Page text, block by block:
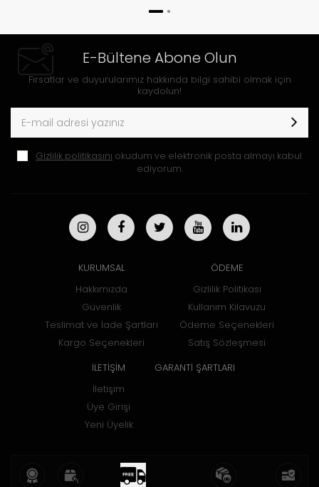
E-Bültene Abone Olun
Fırsatlar ve duyurularımız hakkında bilgi sahibi olmak için
kaydolun!
Gizlilik politikasını okudum ve elektronik posta almayı kabul
ediyorum.
KURUMSAL
Hakkımızda
Güvenlik
Teslimat ve İade Şartları
Kargo Seçenekleri
ÖDEME
Gizlilik Politikası
Kullanım Kılavuzu
Ödeme Seçenekleri
Satış Sözleşmesi
İLETİŞİM
İletişim
Üye Girişi
Yeni Üyelik
GARANTİ ŞARTLARI